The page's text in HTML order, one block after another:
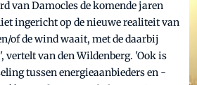
van Damocles de komende jaren
ingericht op de nieuwe realiteit van
of de wind waait, met de daarbij
van den Wildenberg. 'Ook is
tussen energieaanbieders en -